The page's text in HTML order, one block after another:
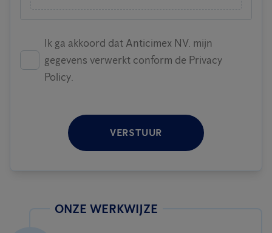
Ik ga akkoord dat Anticimex NV. mijn
gegevens verwerkt conform de Privacy
Policy.
VERSTUUR
ONZE WERKWIJZE